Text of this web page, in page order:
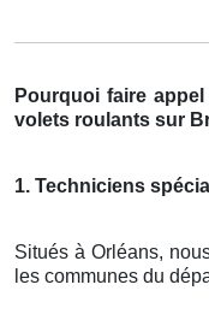
Pourquoi faire
volets roulants sur
1. Techniciens
Situés à Orléans,
les communes du